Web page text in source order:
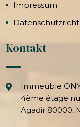
Impressum
Kontakt
Immeuble
4ème étage
Agadir 80000,